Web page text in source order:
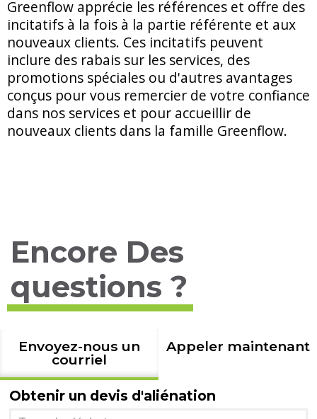
Greenflow apprécie les références et offre des
incitatifs à la fois à la partie référente et aux
nouveaux clients. Ces incitatifs peuvent
inclure des rabais sur les services, des
promotions spéciales ou d'autres avantages
conçus pour vous remercier de votre confiance
dans nos services et pour accueillir de
nouveaux clients dans la famille Greenflow.
Encore Des
questions ?
Envoyez-nous un
courriel
Appeler maintenant
Obtenir un devis d'aliénation